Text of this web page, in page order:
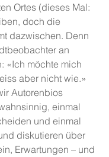
Ortes (dieses Mal:
doch die
dazwischen. Denn
an
«Ich möchte mich
aber nicht wie.»
Autorenbios
einmal
und einmal
diskutieren über
Erwartungen – und